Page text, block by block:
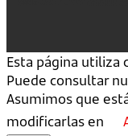
Esta página utiliza
Puede consultar
Asumimos que
modificarlas en